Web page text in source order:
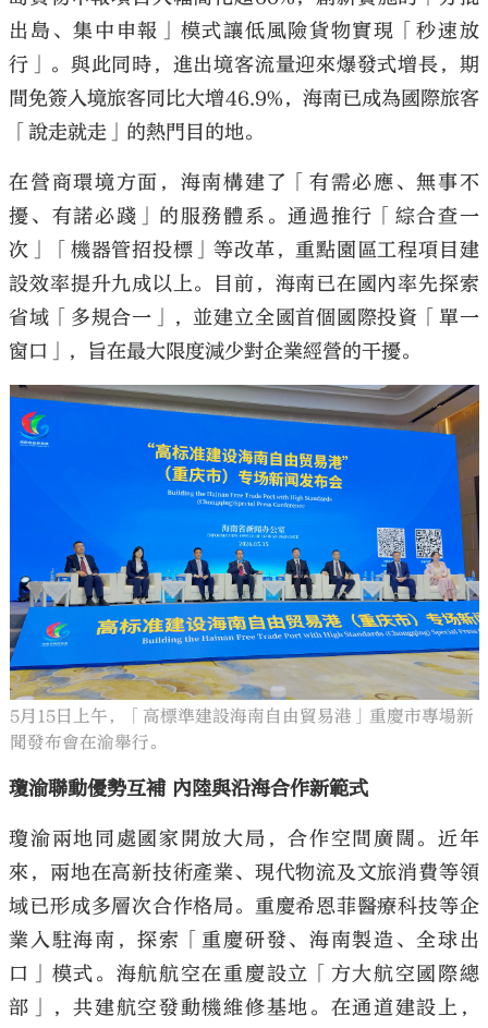
出島、集中申報」模式讓低風險貨物實現「秒速放
行」。與此同時，進出境客流量迎來爆發式增長，期
間免簽入境旅客同比大增46.9%，海南已成為國際旅客
「說走就走」的熱門目的地。
在營商環境方面，海南構建了「有需必應、無事不
擾、有諾必踐」的服務體系。通過推行「綜合查一
次」「機器管招投標」等改革，重點園區工程項目建
設效率提升九成以上。目前，海南已在國內率先探索
省域「多規合一」，並建立全國首個國際投資「單一
窗口」，旨在最大限度減少對企業經營的干擾。
5月15日上午，「高標準建設海南自由貿易港」重慶市專場新
聞發布會在渝舉行。
瓊渝聯動優勢互補 內陸與沿海合作新範式
瓊渝兩地同處國家開放大局，合作空間廣闊。近年
來，兩地在高新技術產業、現代物流及文旅消費等領
域已形成多層次合作格局。重慶希恩菲醫療科技等企
業入駐海南，探索「重慶研發、海南製造、全球出
口」模式。海航航空在重慶設立「方大航空國際總
部」，共建航空發動機維修基地。在通道建設上，